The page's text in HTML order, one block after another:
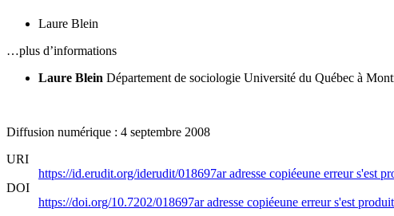
Laure Blein
…plus d’informations
Laure Blein Département de sociologie Université du Québec à
Diffusion numérique : 4 septembre 2008
URI
https://id.erudit.org/iderudit/018697aradresse copiéeune erreur s'est
DOI
https://doi.org/10.7202/018697aradresse copiéeune erreur s'est